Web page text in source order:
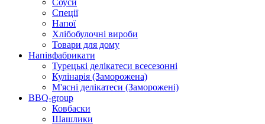
Соуси
Спеції
Напої
Хлібобулочні вироби
Товари для дому
Напівфабрикати
Турецькі делікатеси всесезонні
Кулінарія (Заморожена)
М'ясні делікатеси (Заморожені)
BBQ-group
Ковбаски
Шашлики